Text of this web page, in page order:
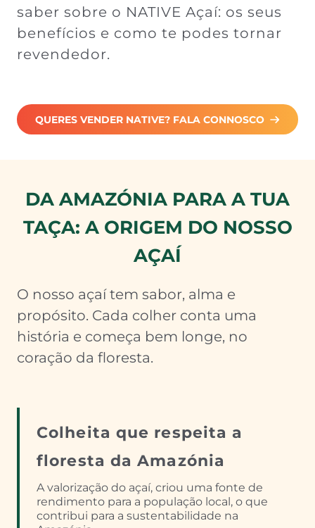
saber sobre o NATIVE Açaí: os seus
benefícios e como te podes tornar
revendedor.
QUERES VENDER NATIVE? FALA CONNOSCO
DA AMAZÓNIA PARA A TUA
TAÇA: A ORIGEM DO NOSSO
AÇAÍ
O nosso açaí tem sabor, alma e
propósito. Cada colher conta uma
história e começa bem longe, no
coração da floresta.
Colheita que respeita a
floresta da Amazónia
A valorização do açaí, criou uma fonte de
rendimento para a população local, o que
contribui para a sustentabilidade na